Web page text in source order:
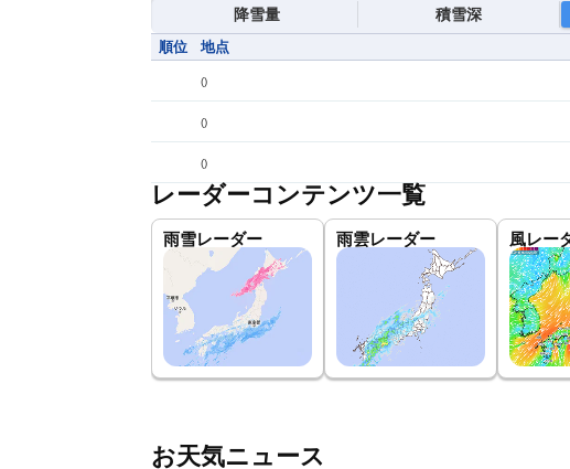
降雪量 積雪深
順位 地点
()
()
()
レーダーコンテンツ一覧
雨雪レーダー 雨雲レーダー 風レー
お天気ニュース